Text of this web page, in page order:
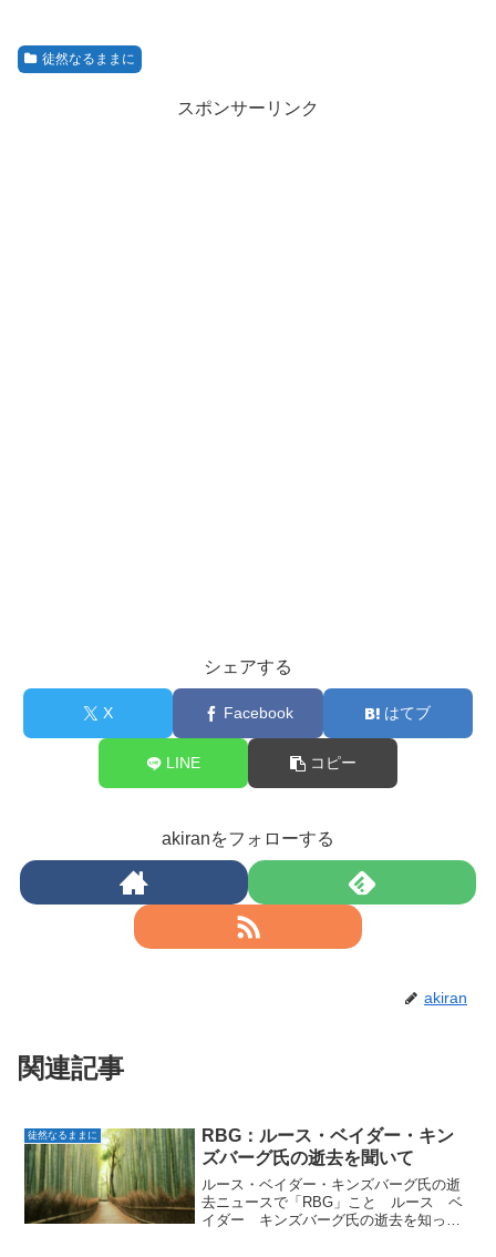
徒然なるままに
スポンサーリンク
シェアする
X Facebook はてブ
LINE コピー
akiranをフォローする
akiran
関連記事
徒然なるままに
RBG：ルース・ベイダー・キン
ズバーグ氏の逝去を聞いて
ルース・ベイダー・キンズバーグ氏の逝
去ニュースで「RBG」こと ルース ベ
イダー キンズバーグ氏の逝去を知っ